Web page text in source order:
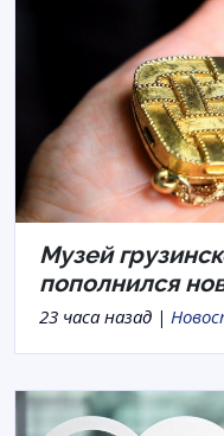
Музей
пополнился
23 часа назад |